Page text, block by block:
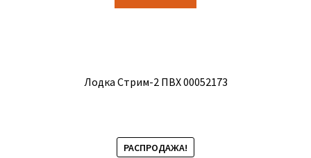
Лодка Стрим-2 ПВХ 00052173
РАСПРОДАЖА!